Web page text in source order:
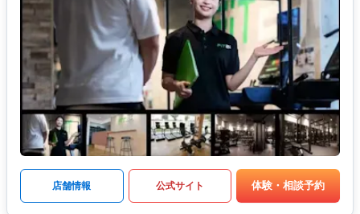
店舗情報 公式サイト 体験・相談予約